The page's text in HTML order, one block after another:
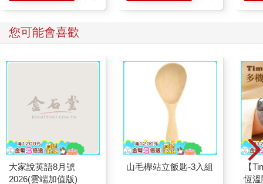
您可能會喜歡
大家說英語8月號
2026(雲端加值版)
山毛櫸站立飯匙-3入組
【
恆